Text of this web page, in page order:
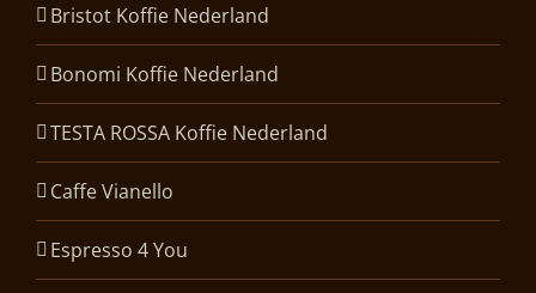
Bristot Koffie Nederland
Bonomi Koffie Nederland
TESTA ROSSA Koffie Nederland
Caffe Vianello
Espresso 4 You